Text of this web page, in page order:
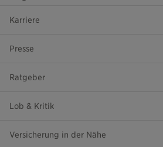
Karriere
Presse
Ratgeber
Lob & Kritik
Versicherung in der Nähe